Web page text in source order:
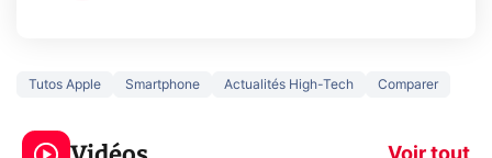
Tutos Apple Smartphone Actualités High-Tech Comparer
3 écrans en 1 pour
319€ ? Voici L'AOC
5